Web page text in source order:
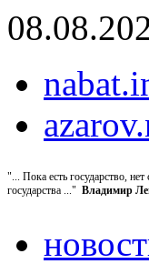
"... Пока есть государство,
государства ..." Владимир